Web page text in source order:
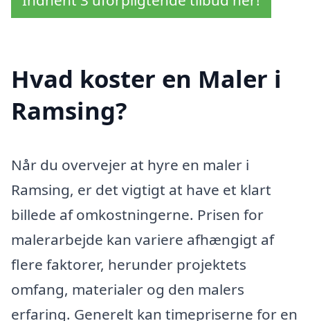
Hvad koster en Maler i
Ramsing?
Når du overvejer at hyre en maler i
Ramsing, er det vigtigt at have et klart
billede af omkostningerne. Prisen for
malerarbejde kan variere afhængigt af
flere faktorer, herunder projektets
omfang, materialer og den malers
erfaring. Generelt kan timepriserne for en